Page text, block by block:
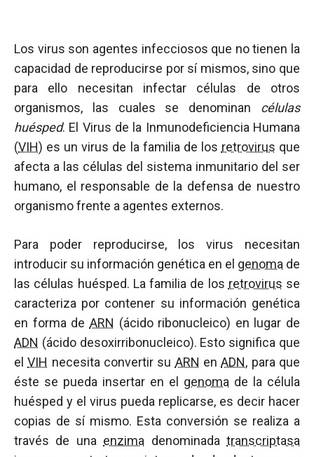
Los virus son agentes infecciosos que no tienen la
capacidad de reproducirse por sí mismos, sino que
para ello necesitan infectar células de otros
organismos, las cuales se denominan células
huésped. El Virus de la Inmunodeficiencia Humana
(VIH) es un virus de la familia de los retrovirus que
afecta a las células del sistema inmunitario del ser
humano, el responsable de la defensa de nuestro
organismo frente a agentes externos.
Para poder reproducirse, los virus necesitan
introducir su información genética en el genoma de
las células huésped. La familia de los retrovirus se
caracteriza por contener su información genética
en forma de ARN (ácido ribonucleico) en lugar de
ADN (ácido desoxirribonucleico). Esto significa que
elVIH necesita convertir su ARN enADN, para que
éste se pueda insertar en el genoma de la célula
huésped y el virus pueda replicarse, es decir hacer
copias de sí mismo. Esta conversión se realiza a
través de una enzima denominadatranscriptasa